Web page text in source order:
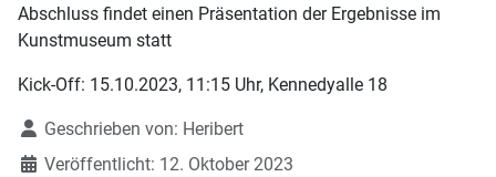
Abschluss findet einen Präsentation der Ergebnisse im
Kunstmuseum statt
Kick-Off: 15.10.2023, 11:15 Uhr, Kennedyalle 18
DetailsGeschrieben von: Heribert
Veröffentlicht: 12. Oktober 2023